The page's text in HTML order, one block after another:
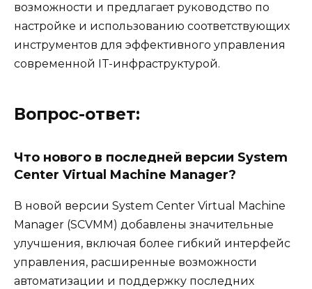
возможности и предлагает руководство по
настройке и использованию соответствующих
инструментов для эффективного управления
современной IT-инфраструктурой.
Вопрос-ответ:
Что нового в последней версии System
Center Virtual Machine Manager?
В новой версии System Center Virtual Machine
Manager (SCVMM) добавлены значительные
улучшения, включая более гибкий интерфейс
управления, расширенные возможности
автоматизации и поддержку последних